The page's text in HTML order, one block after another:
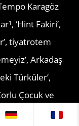
Karagöz
1 , ‘Hint Fakiri’,
tiyatrotem
Arkadaş
Türküler’,
Çocuk ve
Deneme